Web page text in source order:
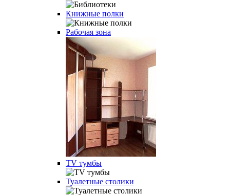
Книжные полки
Рабочая зона
TV тумбы
Туалетные столики